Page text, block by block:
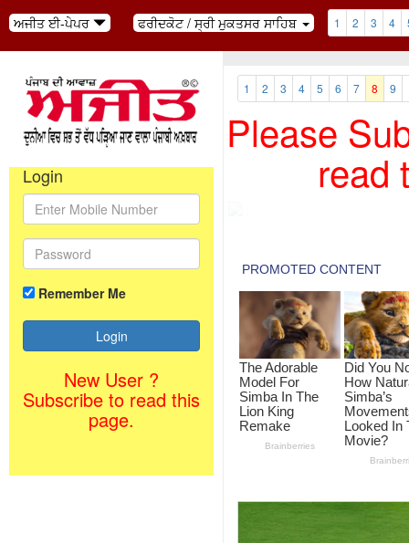
ਅਜੀਤ ਈ-ਪੇਪਰ ਫਰੀਦਕੋਟ / ਸ੍ਰੀ ਮੁਕਤਸਰ ਸਾਹਿਬ 1 2 3 4
Login
Remember Me
New User ?
Subscribe to read this
page.
1 2 3 4 5 6 7 8 9
Please
read